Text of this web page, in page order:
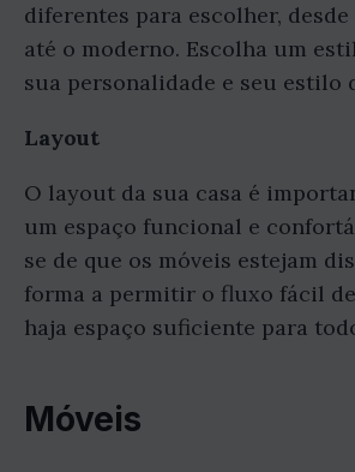
diferentes para escolher,
até o moderno. Escolha um
sua personalidade e seu estilo
Layout
O layout da sua casa é
um espaço funcional e
se de que os móveis estejam
forma a permitir o fluxo fácil de
haja espaço suficiente para
Móveis